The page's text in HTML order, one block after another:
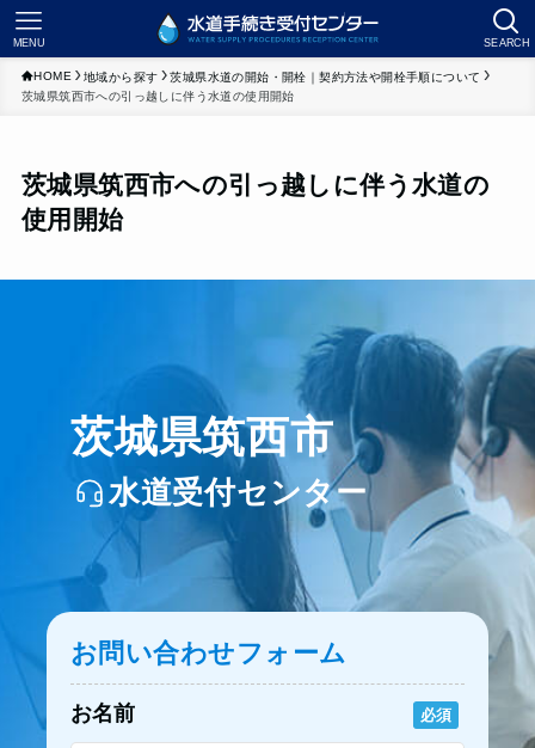
SEARCH
MENU
HOME 地域から探す
茨城県水道の開始・開栓｜契約方法や開栓手順について
茨城県筑西市への引っ越しに伴う水道の使用開始
茨城県筑西市への引っ越しに伴う水道の
使用開始
茨城県筑西市
水道受付センター
お問い合わせフォーム
お名前 必須